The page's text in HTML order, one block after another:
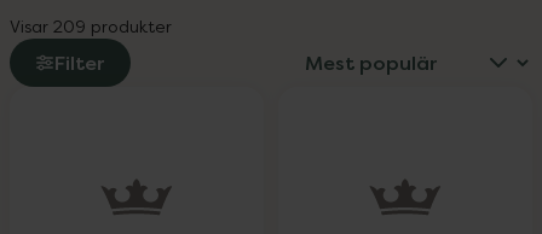
Visar 209 produkter
Filter